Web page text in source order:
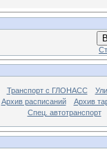
Транспорт с ГЛОНАСС
Архив расписаний
Архив
Спец. автотранспорт